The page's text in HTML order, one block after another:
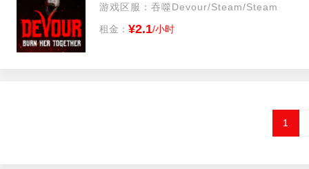
游戏区服：吞噬Devour/Steam/Steam
租金： ¥2.1/小时
1